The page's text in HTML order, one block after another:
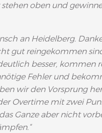
oben und
an Heidelberg.
gut reingekommen
besser, kommen
Fehler und
wir den Vorsprung
Overtime mit zwei
Ganze aber nicht